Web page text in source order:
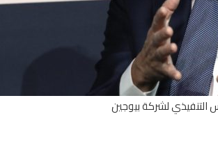
التنفيذي لشركة بيوجين